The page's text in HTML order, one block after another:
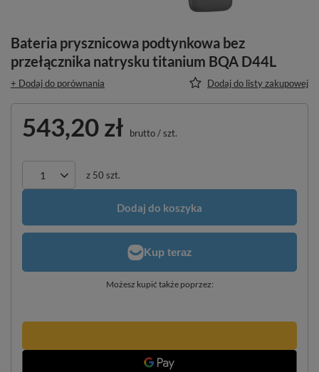
Bateria prysznicowa podtynkowa bez
przełącznika natrysku titanium BQA D44L
+ Dodaj do porównania Dodaj do listy zakupowej
543,20 zł brutto/szt.
z 50 szt.
Dodaj do koszyka
Możesz kupić także poprzez: